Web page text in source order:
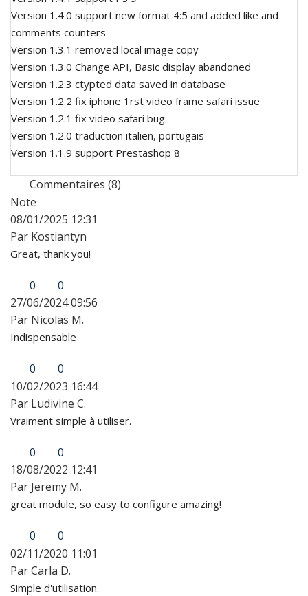
Version 1.4.0 support new format 4:5 and added like and
comments counters
Version 1.3.1 removed local image copy
Version 1.3.0 Change API, Basic display abandoned
Version 1.2.3 ctypted data saved in database
Version 1.2.2 fix iphone 1rst video frame safari issue
Version 1.2.1 fix video safari bug
Version 1.2.0 traduction italien, portugais
Version 1.1.9 support Prestashop 8
Commentaires (8)
Note
08/01/2025 12:31
Par Kostiantyn
Great, thank you!
0
0
27/06/2024 09:56
Par Nicolas M.
Indispensable
0
0
10/02/2023 16:44
Par Ludivine C.
Vraiment simple à utiliser.
0
0
18/08/2022 12:41
Par Jeremy M.
great module, so easy to configure amazing!
0
0
02/11/2020 11:01
Par Carla D.
Simple d'utilisation.